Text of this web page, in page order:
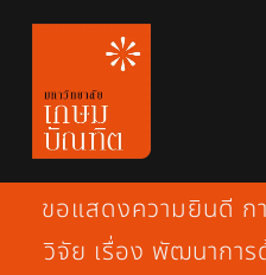
Skip
content
หลักสูตร
ข่าวสาร
ขอแสดงความยินดี ก
วิจัย เรื่อง พัฒนาการ